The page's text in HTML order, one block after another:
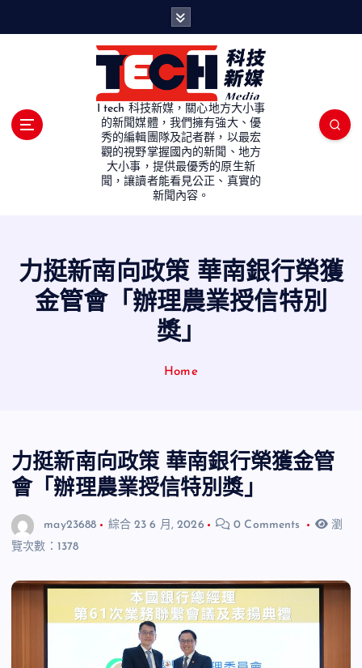
I tech 科技新媒，關心地方大小事
的新聞媒體，我們擁有強大、優
秀的編輯團隊及記者群，以最宏
觀的視野掌握國內的新聞、地方
大小事，提供最優秀的原生新
聞，讓讀者能看見公正、真實的
新聞內容。
力挺新南向政策 華南銀行榮獲
金管會「辦理農業授信特別
獎」
Home
力挺新南向政策 華南銀行榮獲金管
會「辦理農業授信特別獎」
may23688 綜合 23 6 月, 2026 0 Comments
瀏
覽次數：1378